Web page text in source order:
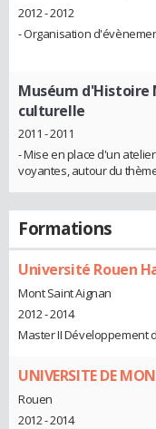
2012 - 2012
- Organisation
Muséum d'Histoire
culturelle
2011 - 2011
- Mise en place d'un
voyantes, autour du
Formations
Université Rouen
Mont Saint Aignan
2012 - 2014
Master II Développement
UNIVERSITE DE
Rouen
2012 - 2014